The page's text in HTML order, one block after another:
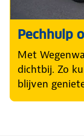
Pechhulp
Met
dichtbij. Zo
blijven